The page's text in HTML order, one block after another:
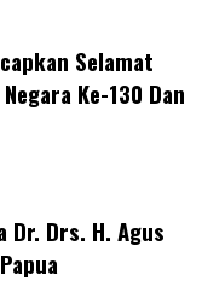
Selamat
Ke-130 Dan
Drs. H. Agus